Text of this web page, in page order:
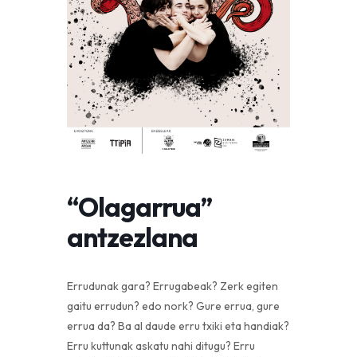
“Olagarrua”
antzezlana
Errudunak gara? Errugabeak? Zerk egiten
gaitu errudun? edo nork? Gure errua, gure
errua da? Ba al daude erru txiki eta handiak?
Erru kuttunak askatu nahi ditugu? Erru